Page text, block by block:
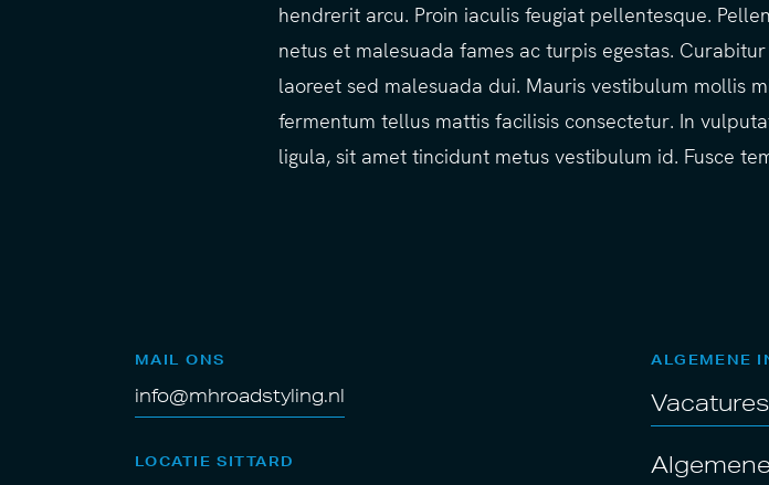
hendrerit arcu. Proin iaculis feugiat pellentesque.
netus et malesuada fames ac turpis egestas.
laoreet sed malesuada dui. Mauris vestibulum mollis
fermentum tellus mattis facilisis consectetur. In
ligula, sit amet tincidunt metus vestibulum id. Fusce
MAIL ONS
info@mhroadstyling.nl
LOCATIE SITTARD
ALGEMENE
Vacatures